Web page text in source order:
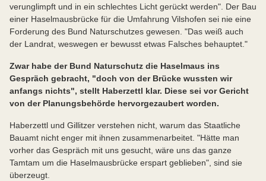
verunglimpft und in ein schlechtes Licht gerückt werden". Der Bau
einer Haselmausbrücke für die Umfahrung Vilshofen sei nie eine
Forderung des Bund Naturschutzes gewesen. "Das weiß auch
der Landrat, weswegen er bewusst etwas Falsches behauptet."
Zwar habe der Bund Naturschutz die Haselmaus ins
Gespräch gebracht, "doch von der Brücke wussten wir
anfangs nichts", stellt Haberzettl klar. Diese sei vor Gericht
von der Planungsbehörde hervorgezaubert worden.
Haberzettl und Gillitzer verstehen nicht, warum das Staatliche
Bauamt nicht enger mit ihnen zusammenarbeitet. "Hätte man
vorher das Gespräch mit uns gesucht, wäre uns das ganze
Tamtam um die Haselmausbrücke erspart geblieben", sind sie
überzeugt.